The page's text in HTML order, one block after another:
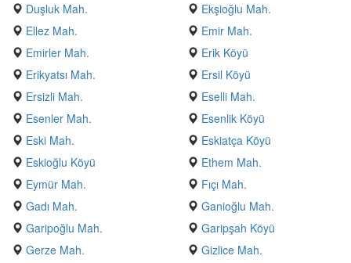
Duşluk Mah.
Ekşioğlu Mah.
Ellez Mah.
Emir Mah.
Emirler Mah.
Erik Köyü
Erikyatsı Mah.
Ersil Köyü
Ersizli Mah.
Eselli Mah.
Esenler Mah.
Esenlik Köyü
Eski Mah.
Eskiatça Köyü
Eskioğlu Köyü
Ethem Mah.
Eymür Mah.
Fıçı Mah.
Gadı Mah.
Ganioğlu Mah.
Garipoğlu Mah.
Garipşah Köyü
Gerze Mah.
Gizlice Mah.